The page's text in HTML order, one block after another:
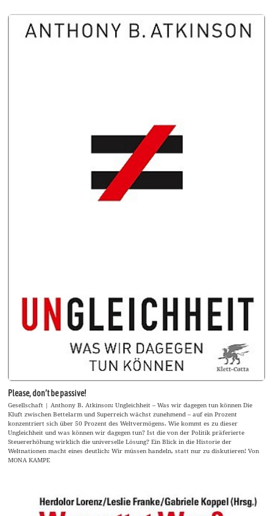
Please, don’t be passive!
Gesellschaft | Anthony B. Atkinson: Ungleichheit – Was wir dagegen tun können Die
Kluft zwischen Bettelarm und Superreich wächst zunehmend – auf ein Prozent
konzentriert sich über 50 Prozent des Weltvermögens. Wie kommt es zu dieser
Ungleichheit und was können wir dagegen tun? Ist die von der Politik präferierte
Steuererhöhung wirklich die universelle Lösung? Ein Blick in die Historie der
Weltnationen macht eines deutlich: Wir müssen handeln, statt nur zu diskutieren! Von
MONA KAMPE